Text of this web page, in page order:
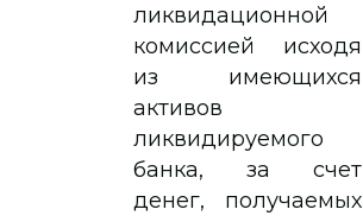
ликвидационной
комиссией исходя
из имеющихся
активов
ликвидируемого
банка, за счет
денег, получаемых